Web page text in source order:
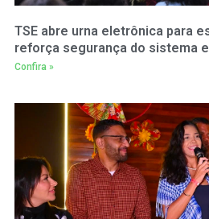
TSE abre urna eletrônica para
reforça segurança do sistema
Confira »